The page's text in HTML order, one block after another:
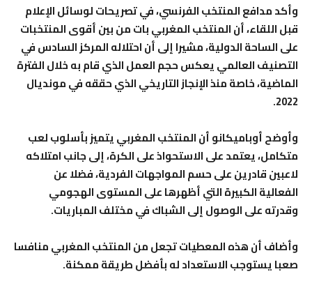
وأكد مدافع المنتخب الفرنسي، في تصريحات لوسائل الإعلام
قبل اللقاء، أن المنتخب المغربي بات من بين أقوى المنتخبات
على الساحة الدولية، مشيرا إلى أن احتلاله المركز السادس في
التصنيف العالمي يعكس حجم العمل الذي قام به خلال الفترة
الماضية، خاصة منذ الإنجاز التاريخي الذي حققه في مونديال
2022.
وأوضح أوباميكانو أن المنتخب المغربي يتميز بأسلوب لعب
متكامل، يعتمد على الاستحواذ على الكرة، إلى جانب امتلاكه
لاعبين قادرين على حسم المواجهات الفردية، فضلا عن
الفعالية الكبيرة التي أظهرها على المستوى الهجومي
وقدرته على الوصول إلى الشباك في مختلف المباريات.
وأضاف أن هذه المعطيات تجعل من المنتخب المغربي منافسا
صعبا يستوجب الاستعداد له بأفضل طريقة ممكنة.